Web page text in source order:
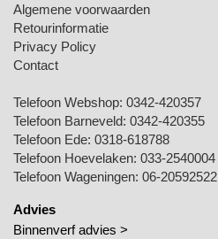
Algemene voorwaarden
Retourinformatie
Privacy Policy
Contact
Telefoon Webshop: 0342-420357
Telefoon Barneveld: 0342-420355
Telefoon Ede: 0318-618788
Telefoon Hoevelaken: 033-2540004
Telefoon Wageningen: 06-20592522
Advies
Binnenverf advies >